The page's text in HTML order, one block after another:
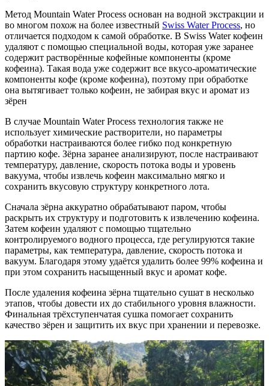
Метод Mountain Water Process основан на водной экстракции и
во многом похож на более известный Swiss Water Process, но
отличается подходом к самой обработке. В Swiss Water кофеин
удаляют с помощью специальной воды, которая уже заранее
содержит растворённые кофейные компоненты (кроме
кофеина). Такая вода уже содержит все вкусо-ароматические
компоненты кофе (кроме кофеина), поэтому при обработке
она вытягивает только кофеин, не забирая вкус и аромат из
зёрен
В случае Mountain Water Process технология также не
использует химические растворители, но параметры
обработки настраиваются более гибко под конкретную
партию кофе. Зёрна заранее анализируют, после настраивают
температуру, давление, скорость потока воды и уровень
вакуума, чтобы извлечь кофеин максимально мягко и
сохранить вкусовую структуру конкретного лота.
Сначала зёрна аккуратно обрабатывают паром, чтобы
раскрыть их структуру и подготовить к извлечению кофеина.
Затем кофеин удаляют с помощью тщательно
контролируемого водного процесса, где регулируются такие
параметры, как температура, давление, скорость потока и
вакуум. Благодаря этому удаётся удалить более 99% кофеина и
при этом сохранить насыщенный вкус и аромат кофе.
После удаления кофеина зёрна тщательно сушат в несколько
этапов, чтобы довести их до стабильного уровня влажности.
Финальная трёхступенчатая сушка помогает сохранить
качество зёрен и защитить их вкус при хранении и перевозке.